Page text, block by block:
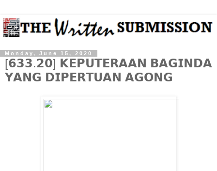
Monday, June 15, 2020
[𝟲𝟯𝟯.𝟮𝟬] 𝗞𝗘𝗣𝗨𝗧𝗘𝗥𝗔𝗔𝗡 𝗕𝗔𝗚𝗜𝗡𝗗𝗔
𝗬𝗔𝗡𝗚 𝗗𝗜𝗣𝗘𝗥𝗧𝗨𝗔𝗡 𝗔𝗚𝗢𝗡𝗚